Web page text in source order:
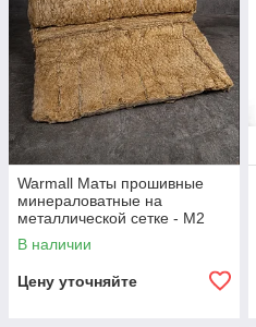
Warmall Маты прошивные
минераловатные на
металлической сетке - М2
В наличии
Цену уточняйте